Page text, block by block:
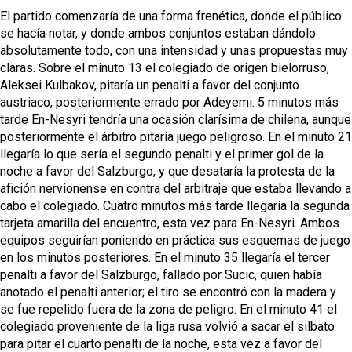
El partido comenzaría de una forma frenética, donde el público
se hacía notar, y donde ambos conjuntos estaban dándolo
absolutamente todo, con una intensidad y unas propuestas muy
claras. Sobre el minuto 13 el colegiado de origen bielorruso,
Aleksei Kulbakov, pitaría un penalti a favor del conjunto
austriaco, posteriormente errado por Adeyemi. 5 minutos más
tarde En-Nesyri tendría una ocasión clarísima de chilena, aunque
posteriormente el árbitro pitaría juego peligroso. En el minuto 21
llegaría lo que sería el segundo penalti y el primer gol de la
noche a favor del Salzburgo, y que desataría la protesta de la
afición nervionense en contra del arbitraje que estaba llevando a
cabo el colegiado. Cuatro minutos más tarde llegaría la segunda
tarjeta amarilla del encuentro, esta vez para En-Nesyri. Ambos
equipos seguirían poniendo en práctica sus esquemas de juego
en los minutos posteriores. En el minuto 35 llegaría el tercer
penalti a favor del Salzburgo, fallado por Sucic, quien había
anotado el penalti anterior; el tiro se encontró con la madera y
se fue repelido fuera de la zona de peligro. En el minuto 41 el
colegiado proveniente de la liga rusa volvió a sacar el silbato
para pitar el cuarto penalti de la noche, esta vez a favor del